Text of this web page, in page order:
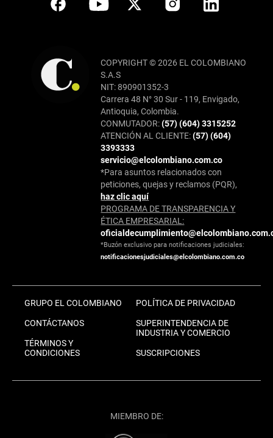
COPYRIGHT © 2026 EL COLOMBIANO
S.A.S
NIT: 890901352-3
Carrera 48 N° 30 Sur - 119, Envigado,
Antioquia, Colombia.
CONMUTADOR:(57) (604) 3315252
ATENCIÓN AL CLIENTE:(57) (604)
3393333
servicio@elcolombiano.com.co
*Para asuntos relacionados con
peticiones, quejas y reclamos (PQR),
haz clic aquí
PROGRAMA DE TRANSPARENCIA Y
ÉTICA EMPRESARIAL:
*Buzón exclusivo para notificaciones judiciales:
notificacionesjudiciales@elcolombiano.com.co
GRUPO EL COLOMBIANO
CONTÁCTANOS
TÉRMINOS Y
CONDICIONES
POLÍTICA DE PRIVACIDAD
SUPERINTENDENCIA DE
INDUSTRIA Y COMERCIO
SUSCRIPCIONES
MIEMBRO DE: